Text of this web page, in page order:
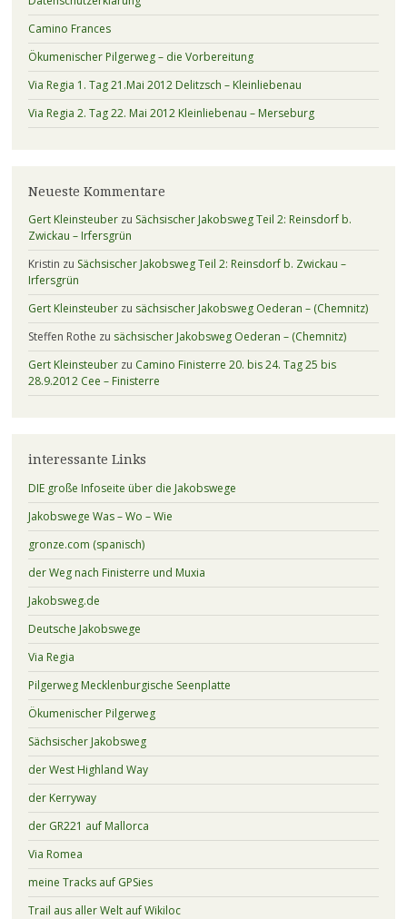
Camino Frances
Ökumenischer Pilgerweg – die Vorbereitung
Via Regia 1. Tag 21.Mai 2012 Delitzsch – Kleinliebenau
Via Regia 2. Tag 22. Mai 2012 Kleinliebenau – Merseburg
Neueste Kommentare
Gert Kleinsteuberzu Sächsischer Jakobsweg Teil 2: Reinsdorf b.
Zwickau – Irfersgrün
Kristin zu Sächsischer Jakobsweg Teil 2: Reinsdorf b. Zwickau –
Irfersgrün
Gert Kleinsteuberzu sächsischer Jakobsweg Oederan – (Chemnitz)
Steffen Rothe zu sächsischer Jakobsweg Oederan – (Chemnitz)
Gert Kleinsteuberzu Camino Finisterre 20. bis 24. Tag 25 bis
28.9.2012 Cee – Finisterre
interessante Links
DIE große Infoseite über die Jakobswege
Jakobswege Was – Wo – Wie
gronze.com (spanisch)
der Weg nach Finisterre und Muxia
Jakobsweg.de
Deutsche Jakobswege
Via Regia
Pilgerweg Mecklenburgische Seenplatte
Ökumenischer Pilgerweg
Sächsischer Jakobsweg
der West Highland Way
der Kerryway
der GR221 auf Mallorca
Via Romea
meine Tracks auf GPSies
Trail aus aller Welt auf Wikiloc